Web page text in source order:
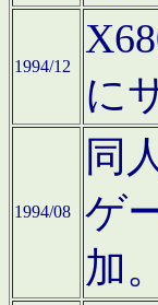
1994/12
に
1994/08
同
ゲ
加。